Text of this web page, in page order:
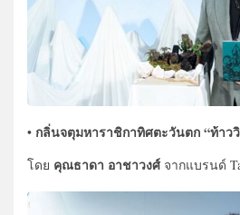
• กลิ่นจตุมหาราชิกาทิศตะวันตก “ท้าว
โดย คุณธาดา อาชาวงศ์จากแบรนด์